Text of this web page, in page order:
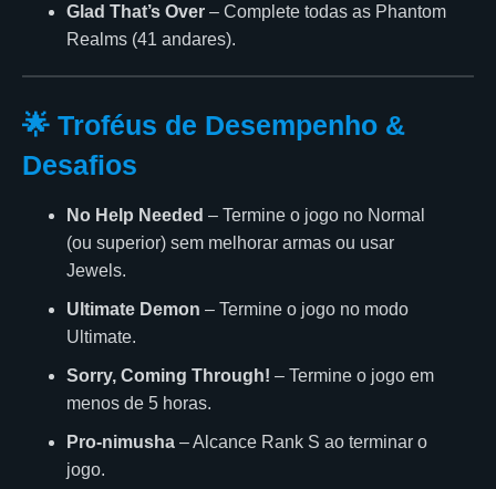
Glad That’s Over – Complete todas as Phantom
Realms (41 andares).
🌟 Troféus de Desempenho &
Desafios
No Help Needed – Termine o jogo no Normal
(ou superior) sem melhorar armas ou usar
Jewels.
Ultimate Demon – Termine o jogo no modo
Ultimate.
Sorry, Coming Through! – Termine o jogo em
menos de 5 horas.
Pro-nimusha – Alcance Rank S ao terminar o
jogo.